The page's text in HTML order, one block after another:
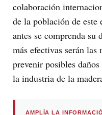
colaboración
de la población de este
antes se comprenda
más efectivas serán
prevenir posibles
la industria de la
AMPLÍA LA